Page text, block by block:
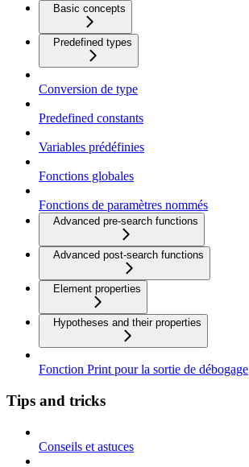
Basic concepts
Predefined types
Conversion de type
Predefined constants
Variables prédéfinies
Fonctions globales
Fonctions de paramètres nommés
Advanced pre-search functions
Advanced post-search functions
Element properties
Hypotheses and their properties
Fonction Print pour la sortie de débogage
Tips and tricks
Conseils et astuces